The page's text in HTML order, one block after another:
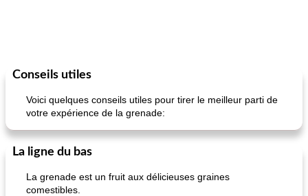
Conseils utiles
Voici quelques conseils utiles pour tirer le meilleur parti de
votre expérience de la grenade:
La ligne du bas
La grenade est un fruit aux délicieuses graines
comestibles.